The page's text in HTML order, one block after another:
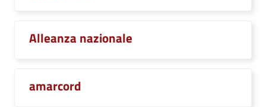
Alleanza nazionale
amarcord